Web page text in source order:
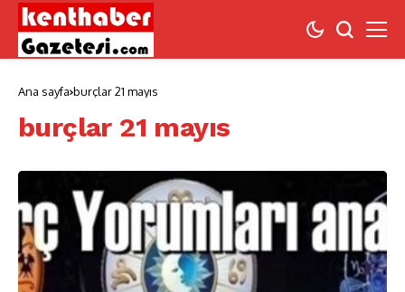
Ana sayfa burçlar 21 mayıs
burçlar 21 mayıs